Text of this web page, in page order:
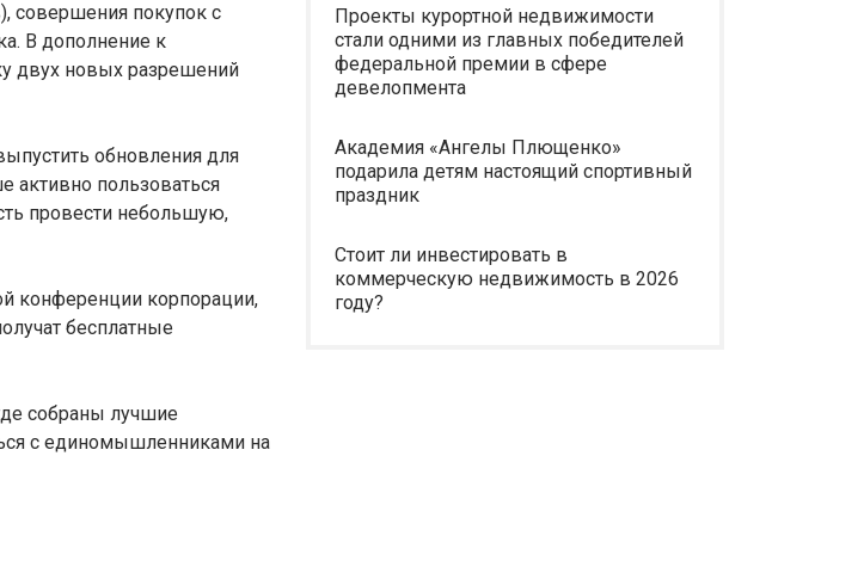
совершения покупок с
В дополнение к
двух новых разрешений
обновления для
активно пользоваться
провести небольшую,
конференции корпорации,
бесплатные
собраны лучшие
с единомышленниками на
Проекты курортной недвижимости
стали одними из главных победителей
федеральной премии в сфере
девелопмента
Академия «Ангелы Плющенко»
подарила детям настоящий спортивный
праздник
Стоит ли инвестировать в
коммерческую недвижимость в 2026
году?